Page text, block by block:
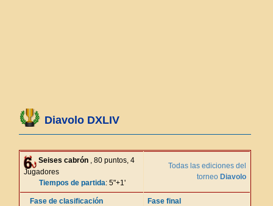
Diavolo DXLIV
Seises cabrón , 80 puntos, 4
Jugadores
Tiempos de partida: 5"+1'
Todas las ediciones del
torneo Diavolo
Fase de clasificación
Fase final